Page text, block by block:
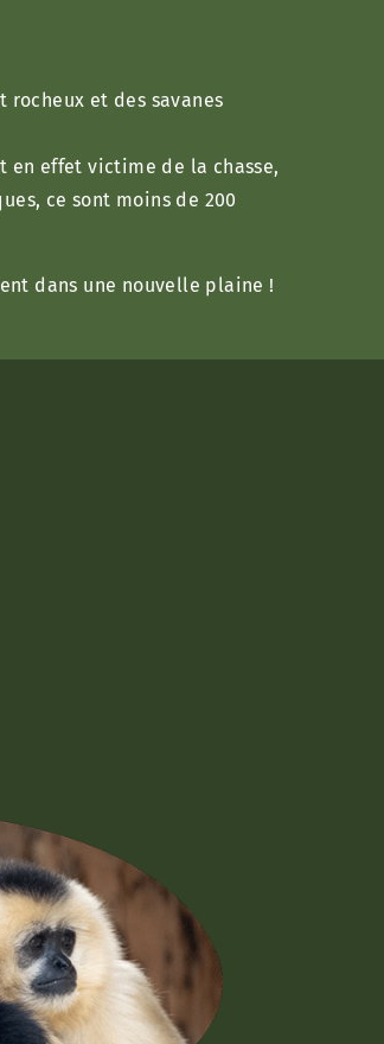
rocheux et des savanes
en effet victime de la chasse,
ce sont moins de 200
dans une nouvelle plaine !